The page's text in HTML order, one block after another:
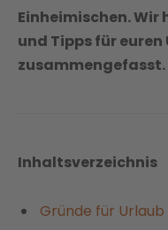
Einheimischen.Wir
und Tipps für
zusammengefasst.
Inhaltsverzeichnis
Gründe für